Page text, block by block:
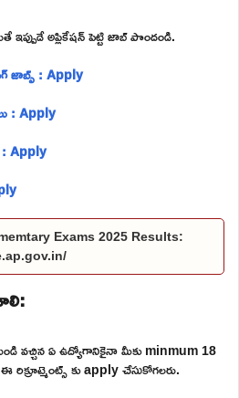
ఇప్పుడే అప్లికేషన్ పెట్టి జాబ్ పొందండి.
జాబ్స్ : Apply
: Apply
Apply
Exams 2025 Results:
వచ్చిన ఏ ఉద్యోగానికైనా మీకు minmum 18
కు apply చేసుకోగలరు.